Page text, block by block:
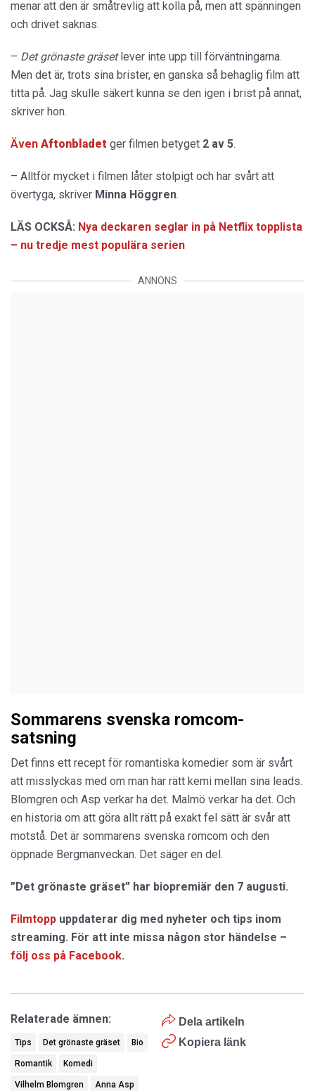
menar att den är småtrevlig att kolla på, men att spänningen
och drivet saknas.
– Det grönaste gräsetlever inte upp till förväntningarna.
Men det är, trots sina brister, en ganska så behaglig film att
titta på. Jag skulle säkert kunna se den igen i brist på annat,
skriver hon.
Även Aftonbladet ger filmen betyget 2 av 5.
– Alltför mycket i filmen låter stolpigt och har svårt att
övertyga, skriver Minna Höggren.
LÄS OCKSÅ: Nya deckaren seglar in på Netflix topplista
– nu tredje mest populära serien
ANNONS
Sommarens svenska romcom-
satsning
Det finns ett recept för romantiska komedier som är svårt
att misslyckas med om man har rätt kemi mellan sina leads.
Blomgren och Asp verkar ha det. Malmö verkar ha det. Och
en historia om att göra allt rätt på exakt fel sätt är svår att
motstå. Det är sommarens svenska romcom och den
öppnade Bergmanveckan. Det säger en del.
”Det grönaste gräset” har biopremiär den 7 augusti.
Filmtopp uppdaterar dig med nyheter och tips inom
streaming. För att inte missa någon stor händelse –
följ oss på Facebook.
Dela artikeln
Kopiera länk
Relaterade ämnen:
Tips Det grönaste gräset Bio
Romantik Komedi
Vilhelm Blomgren Anna Asp